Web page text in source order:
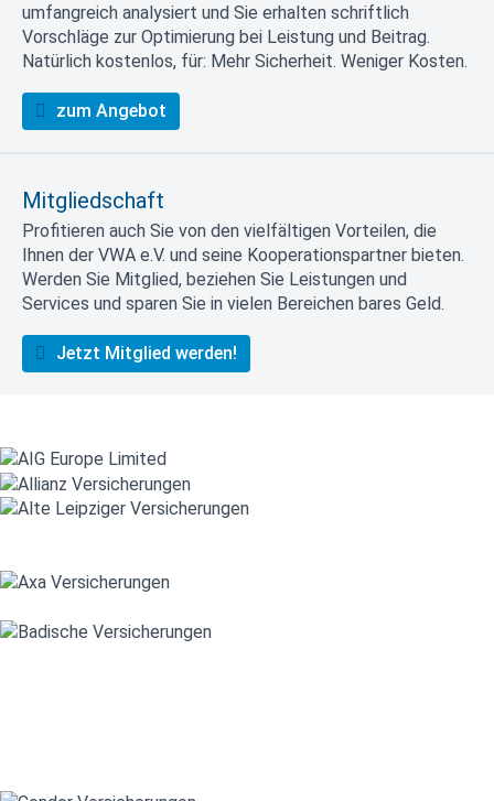
umfangreich analysiert und Sie erhalten schriftlich
Vorschläge zur Optimierung bei Leistung und Beitrag.
Natürlich kostenlos, für: Mehr Sicherheit. Weniger Kosten.
zum Angebot
Mitgliedschaft
Profitieren auch Sie von den vielfältigen Vorteilen, die
Ihnen der VWA e.V. und seine Kooperationspartner bieten.
Werden Sie Mitglied, beziehen Sie Leistungen und
Services und sparen Sie in vielen Bereichen bares Geld.
Jetzt Mitglied werden!